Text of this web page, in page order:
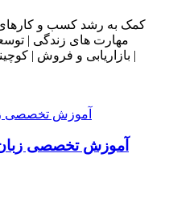
کمک به رشد کسب و
مهارت های زندگی |
بازاریابی و فروش |
آموزش تخصصی زبان